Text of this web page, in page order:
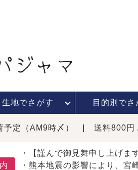
生地でさがす 目的別でさ
定（AM9時〆） 送料800円
・【謹んで御見舞申し上げ
・熊本地震の影響により、宮